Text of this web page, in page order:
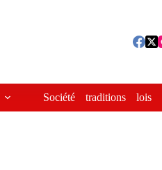
Société traditions lois